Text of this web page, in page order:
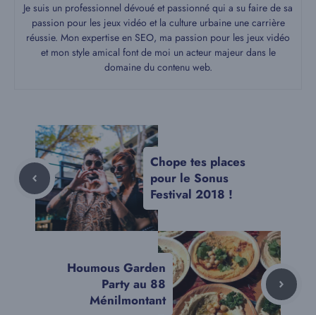
Je suis un professionnel dévoué et passionné qui a su faire de sa
passion pour les jeux vidéo et la culture urbaine une carrière
réussie. Mon expertise en SEO, ma passion pour les jeux vidéo
et mon style amical font de moi un acteur majeur dans le
domaine du contenu web.
Chope tes places
pour le Sonus
Festival 2018 !
Houmous Garden
Party au 88
Ménilmontant